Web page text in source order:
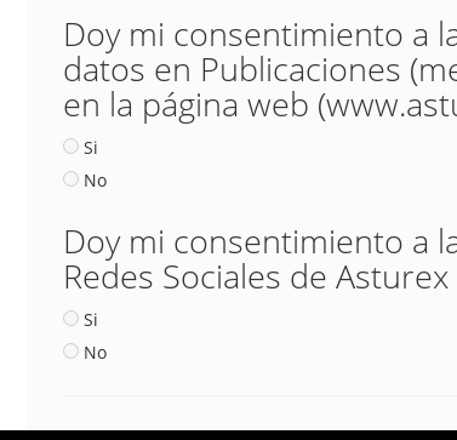
Doy mi consentimiento a
datos en Publicaciones
en la página web
Si
No
Doy mi consentimiento a
Redes Sociales de Asturex
Si
No